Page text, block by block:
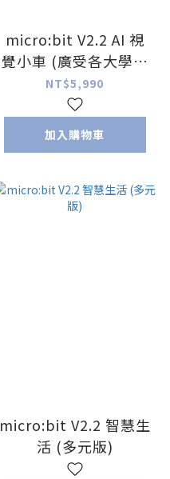
micro:bit V2.2 AI 視
覺小車 (廣受各大學校
好評)
NT$5,990
加入購物車
micro:bit V2.2 智慧生
活 (多元版)